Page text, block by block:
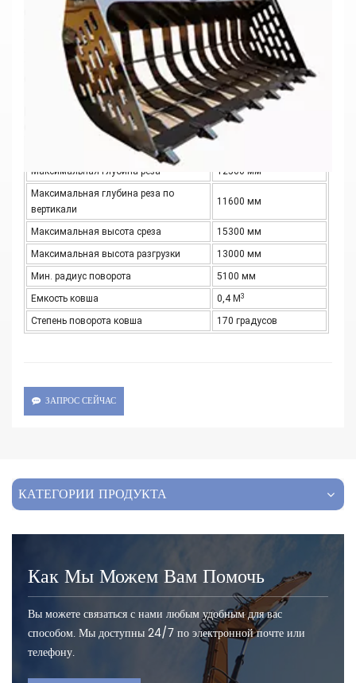
Скелетонный Каменный Ковш С Грейферной
Вилкой Для Ковша Мини-Погрузчика
Грузоподъемностью 5–30 Тонн Для
Строительства
Материалы: Q355B и NM400.
Основные параметры
Максимальный радиус копания
Максимальная глубина реза
12500 мм
Максимальная глубина реза по
вертикали
11600 мм
Максимальная высота среза
15300 мм
Максимальная высота разгрузки
13000 мм
Мин. радиус поворота
5100 мм
Емкость ковша
0,4 М 3
Степень поворота ковша 170 градусов
ЗАПРОС СЕЙЧАС
КАТЕГОРИИ ПРОДУКТА
Как Мы Можем Вам Помочь
Вы можете связаться с нами любым удобным для вас
способом. Мы доступны 24/7 по электронной почте или
телефону.